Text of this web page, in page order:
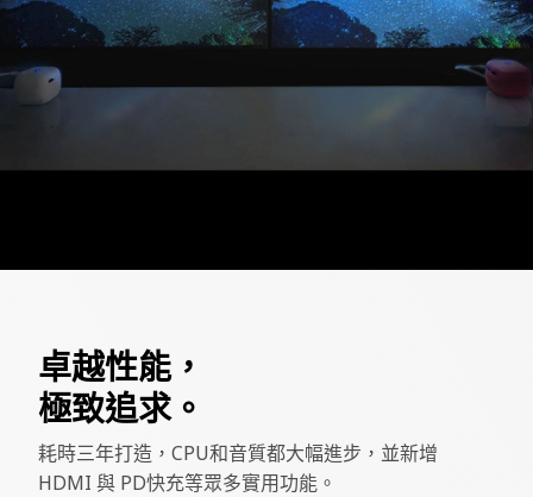
卓越性能，
極致追求。
耗時三年打造，CPU和音質都大幅進步，並新增
HDMI 與 PD快充等眾多實用功能。